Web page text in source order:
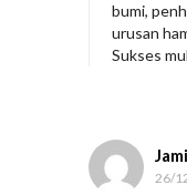
bumi,
urusan
Sukses
26/